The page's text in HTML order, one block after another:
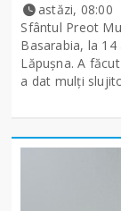
astăzi, 08:00
Sfântul Preot
Basarabia, la
Lăpușna. A
a dat mulți